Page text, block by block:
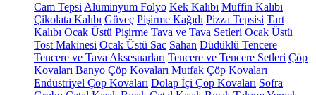
Cam Tepsi Alüminyum Folyo Kek Kalıbı Muffin Kalıbı
Çikolata Kalıbı Güveç Pişirme Kağıdı Pizza Tepsisi Tart
Kalıbı Ocak Üstü Pişirme Tava ve Tava Setleri Ocak Üstü
Tost Makinesi Ocak Üstü Sac Sahan Düdüklü Tencere
Tencere ve Tava Aksesuarları Tencere ve Tencere Setleri Çöp
Kovaları Banyo Çöp Kovaları Mutfak Çöp Kovaları
Endüstriyel Çöp Kovaları Dolap İçi Çöp Kovaları Sofra